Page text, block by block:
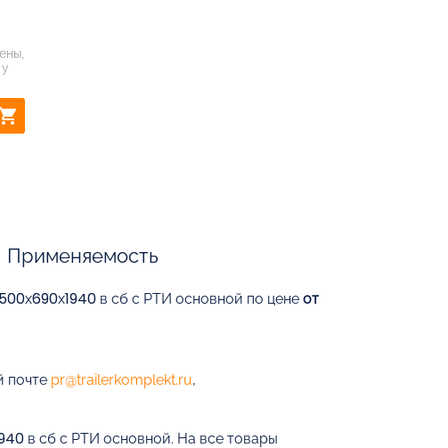
Применяемость
в сб с РТИ основной по цене от
почте pr@trailerkomplekt.ru,
в сб с РТИ основной. На все товары